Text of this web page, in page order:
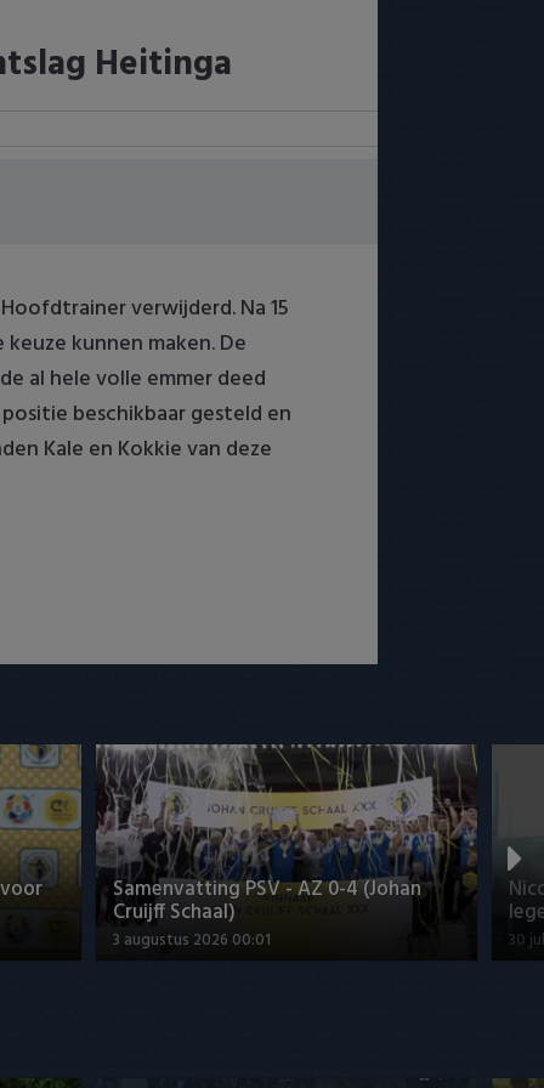
Heitinga
verwijderd. Na 15
kunnen maken. De
al hele volle emmer deed
beschikbaar gesteld en
Kale en Kokkie van deze
Samenvatting PSV - AZ 0-4 (Johan
Cruijff Schaal)
3 augustus 2026 00:01 30